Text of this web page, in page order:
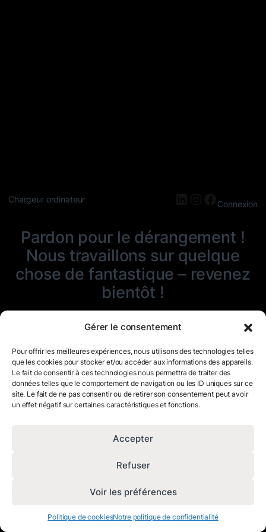
Gérer le consentement
Pour offrir les meilleures expériences, nous utilisons des technologies telles
que les cookies pour stocker et/ou accéder aux informations des appareils.
Le fait de consentir à ces technologies nous permettra de traiter des
données telles que le comportement de navigation ou les ID uniques sur ce
site. Le fait de ne pas consentir ou de retirer son consentement peut avoir
un effet négatif sur certaines caractéristiques et fonctions.
Accepter
Refuser
Voir les préférences
Politique de cookiesNotre politique de confidentialité
Chargeur ordinateur LinkedIn
Instagram
Connexion
Pardon pour le dérangement !
Nous travaillons sur quelque
chose de fantastique – revenez
bientôt !